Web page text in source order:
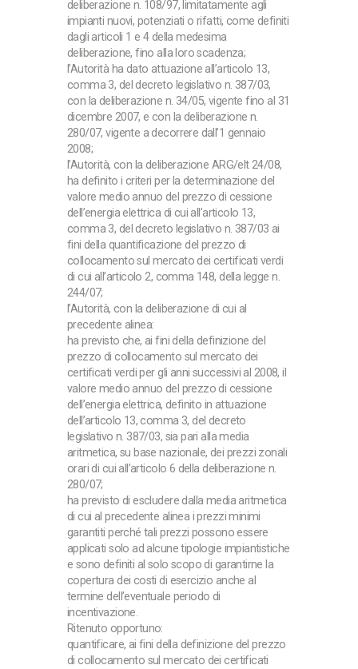
deliberazione n. 108/97, limitatamente agli
impianti nuovi, potenziati o rifatti, come definiti
dagli articoli 1 e 4 della medesima
deliberazione, fino alla loro scadenza;
l’Autorità ha dato attuazione all’articolo 13,
comma 3, del decreto legislativo n. 387/03,
con la deliberazione n. 34/05, vigente fino al 31
dicembre 2007, e con la deliberazione n.
280/07, vigente a decorrere dall’1 gennaio
2008;
l’Autorità, con la deliberazione ARG/elt 24/08,
ha definito i criteri per la determinazione del
valore medio annuo del prezzo di cessione
dell’energia elettrica di cui all’articolo 13,
comma 3, del decreto legislativo n. 387/03 ai
fini della quantificazione del prezzo di
collocamento sul mercato dei certificati verdi
di cui all’articolo 2, comma 148, della legge n.
244/07;
l’Autorità, con la deliberazione di cui al
precedente alinea:
ha previsto che, ai fini della definizione del
prezzo di collocamento sul mercato dei
certificati verdi per gli anni successivi al 2008, il
valore medio annuo del prezzo di cessione
dell’energia elettrica, definito in attuazione
dell’articolo 13, comma 3, del decreto
legislativo n. 387/03, sia pari alla media
aritmetica, su base nazionale, dei prezzi zonali
orari di cui all’articolo 6 della deliberazione n.
280/07;
ha previsto di escludere dalla media aritmetica
di cui al precedente alinea i prezzi minimi
garantiti perché tali prezzi possono essere
applicati solo ad alcune tipologie impiantistiche
e sono definiti al solo scopo di garantirne la
copertura dei costi di esercizio anche al
termine dell’eventuale periodo di
incentivazione.
Ritenuto opportuno:
quantificare, ai fini della definizione del prezzo
di collocamento sul mercato dei certificati